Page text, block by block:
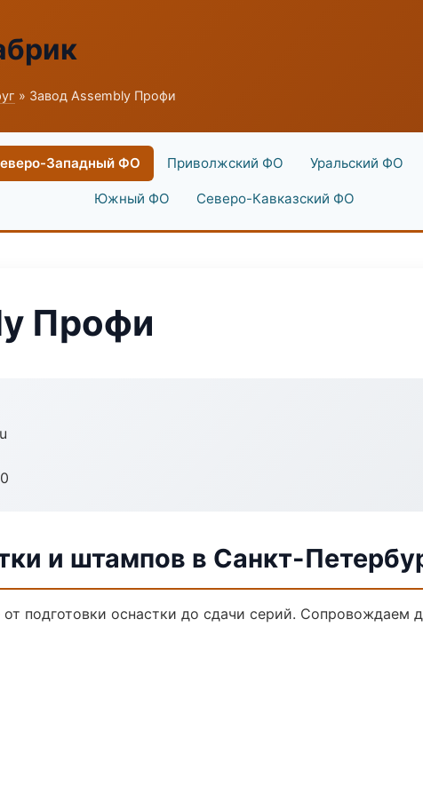
» Завод Assembly Профи
Западный ФО Приволжский ФО Уральский ФО
Южный ФО Северо-Кавказский ФО
Профи
и штампов в Санкт-
подготовки оснастки до сдачи серий. Сопровождаем